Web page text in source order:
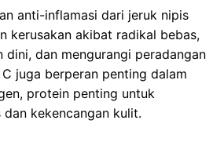
anti-inflamasi dari jeruk nipis
kerusakan akibat radikal bebas,
dini, dan mengurangi peradangan
juga berperan penting dalam
protein penting untuk
kekencangan kulit.